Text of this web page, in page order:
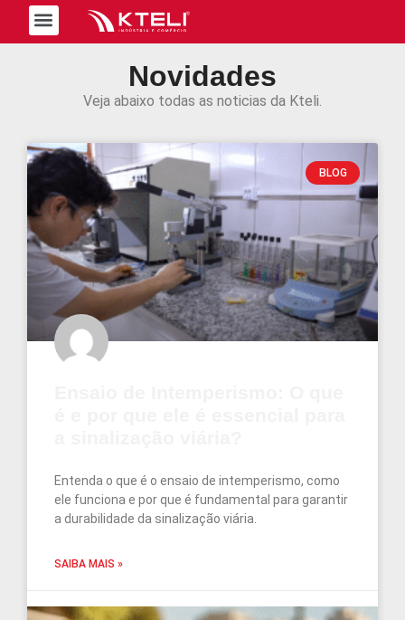
Novidades
Veja abaixo todas as noticias da Kteli.
BLOG
Entenda o que é o ensaio de intemperismo, como
ele funciona e por que é fundamental para garantir
a durabilidade da sinalização viária.
SAIBA MAIS »
junho 3, 2026 Nenhum comentário